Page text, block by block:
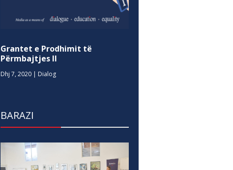
Grantet e Prodhimit të
Përmbajtjes II
Dhj 7, 2020 | Dialog
BARAZI